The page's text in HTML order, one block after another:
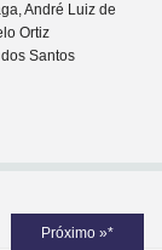
André Luiz de
Ortiz
Santos
Próximo »*